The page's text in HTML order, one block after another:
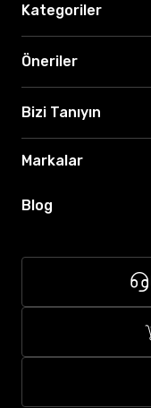
Kategoriler
Öneriler
Bizi Tanıyın
Markalar
Blog